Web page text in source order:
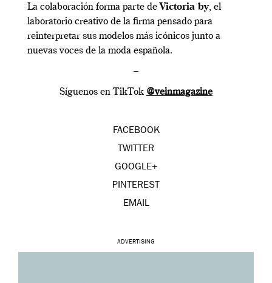
La colaboración forma parte de Victoria by, el
laboratorio creativo de la firma pensado para
reinterpretar sus modelos más icónicos junto a
nuevas voces de la moda española.
–
Síguenos en TikTok @veinmagazine
FACEBOOK
TWITTER
GOOGLE+
PINTEREST
EMAIL
ADVERTISING